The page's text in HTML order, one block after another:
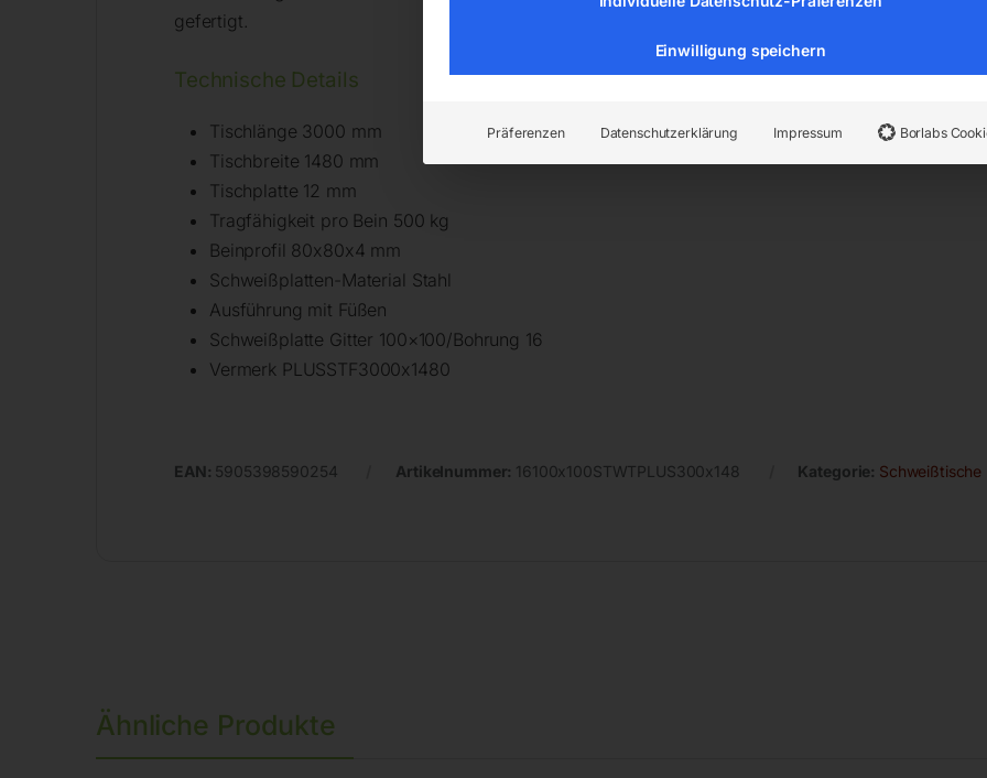
gefertigt.
Technische Details
Tischlänge 3000 mm
Tischbreite 1480 mm
Tischplatte 12 mm
Tragfähigkeit pro Bein 500 kg
Beinprofil 80x80x4 mm
Schweißplatten-Material Stahl
Ausführung mit Füßen
Schweißplatte Gitter 100×100/Bohrung 16
Vermerk PLUSSTF3000x1480
EAN: 5905398590254 Artikelnummer: 16100x100STWTPLUS300x148 Kategorie: Schweißtische
Ähnliche Produkte
Einwilligung speichern
Präferenzen Datenschutzerklärung Impressum Borlabs